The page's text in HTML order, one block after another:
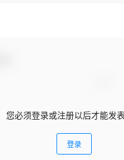
您必须登录或注册以后才能发
登录